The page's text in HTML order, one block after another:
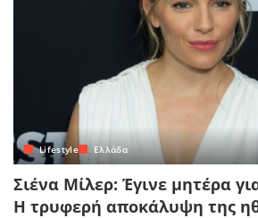
Lifestyle Ελλάδα
Σιένα Μίλερ: Έγινε μητέρα
Η τρυφερή αποκάλυψη της